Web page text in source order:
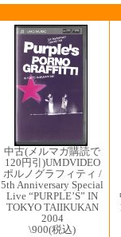
中古(メルマガ購読で
120円引)UMDVIDEO
ポルノグラフィティ /
5th Anniversary Special
Live “PURPLE’S” IN
TOKYO TAIIKUKAN
2004
\900(税込)